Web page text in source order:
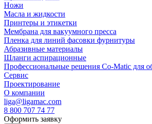
Ножи
Масла и жидкости
Принтеры и этикетки
Мембрана для вакуумного пресса
Пленка для линий фасовки фурнитуры
Абразивные материалы
Шланги аспирационные
Профессиональные решения Co-Matic для
Сервис
Проектирование
О компании
liga@ligamac.com
8 800 707 74 77
Оформить заявку